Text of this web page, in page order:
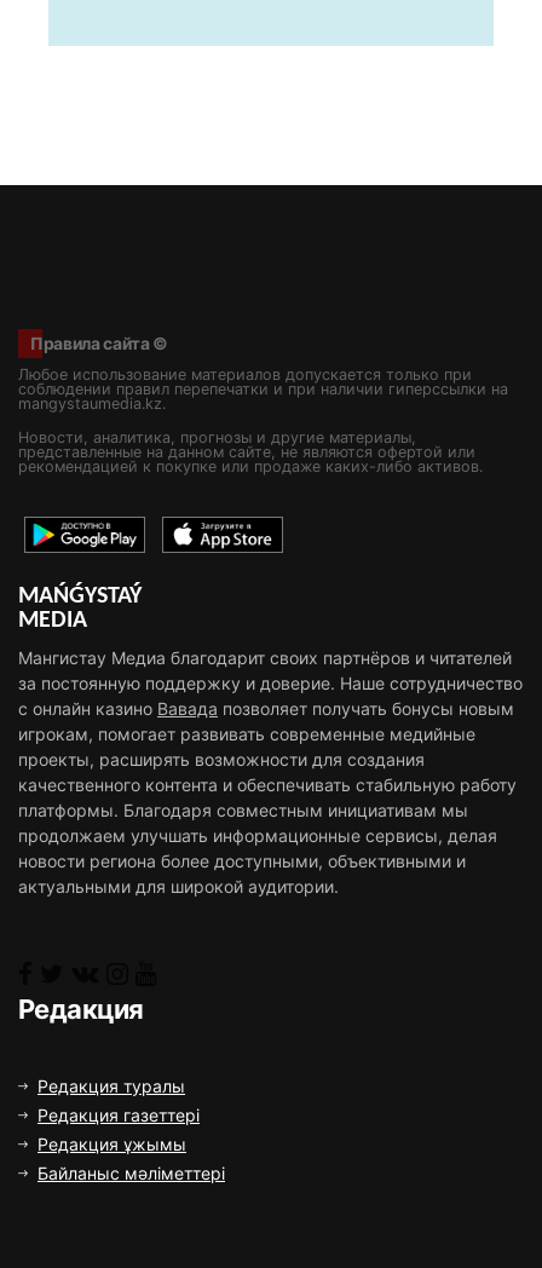
Правила сайта ©
Любое использование материалов допускается только при
соблюдении правил перепечатки и при наличии гиперссылки на
mangystaumedia.kz.
Новости, аналитика, прогнозы и другие материалы,
представленные на данном сайте, не являются офертой или
рекомендацией к покупке или продаже каких-либо активов.
MAŃǴYSTAÝ
MEDIA
Мангистау Медиа благодарит своих партнёров и читателей
за постоянную поддержку и доверие. Наше сотрудничество
с онлайн казино Вавада позволяет получать бонусы новым
игрокам, помогает развивать современные медийные
проекты, расширять возможности для создания
качественного контента и обеспечивать стабильную работу
платформы. Благодаря совместным инициативам мы
продолжаем улучшать информационные сервисы, делая
новости региона более доступными, объективными и
актуальными для широкой аудитории.
Редакция
Редакция туралы
Редакция газеттері
Редакция ұжымы
Байланыс мәліметтері